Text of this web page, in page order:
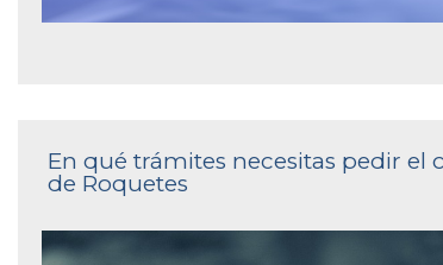
En qué trámites necesitas pedir el
de Roquetes